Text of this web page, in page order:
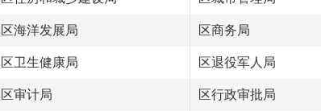
区海洋发展局 区商务局
区卫生健康局 区退役军人局
区审计局 区行政审批局